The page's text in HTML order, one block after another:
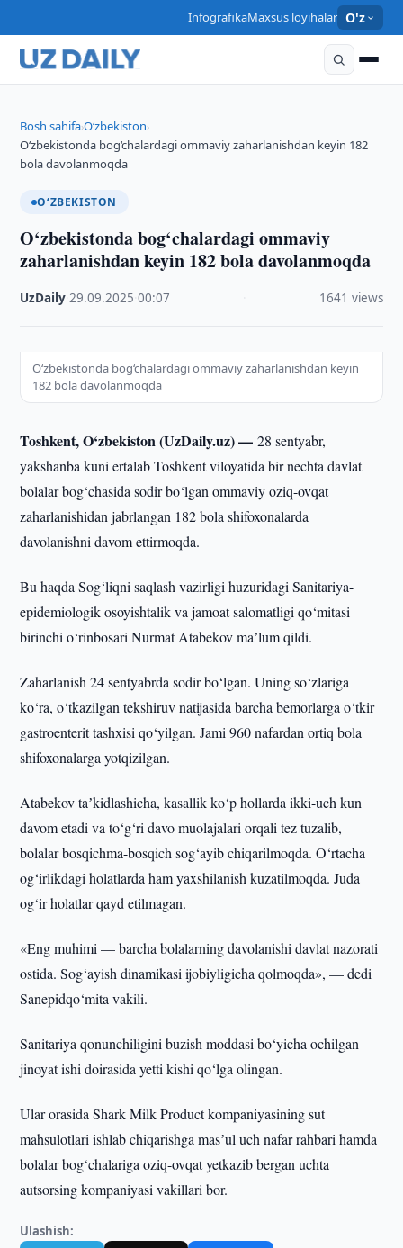
InfografikaMaxsus loyihalar O'z
Bosh sahifa›O‘zbekiston›
O‘zbekistonda bog‘chalardagi ommaviy zaharlanishdan keyin 182
bola davolanmoqda
O‘ZBEKISTON
O‘zbekistonda bog‘chalardagi ommaviy
zaharlanishdan keyin 182 bola davolanmoqda
UzDaily ·29.09.2025 ·00:07 1641 views
O‘zbekistonda bog‘chalardagi ommaviy zaharlanishdan keyin
182 bola davolanmoqda
Toshkent, O‘zbekiston (UzDaily.uz) —28 sentyabr,
yakshanba kuni ertalab Toshkent viloyatida bir nechta davlat
bolalar bog‘chasida sodir bo‘lgan ommaviy oziq-ovqat
zaharlanishidan jabrlangan 182 bola shifoxonalarda
davolanishni davom ettirmoqda.
Bu haqda Sog‘liqni saqlash vazirligi huzuridagi Sanitariya-
epidemiologik osoyishtalik va jamoat salomatligi qo‘mitasi
birinchi o‘rinbosari Nurmat Atabekov maʼlum qildi.
Zaharlanish 24 sentyabrda sodir bo‘lgan. Uning so‘zlariga
ko‘ra, o‘tkazilgan tekshiruv natijasida barcha bemorlarga o‘tkir
gastroenterit tashxisi qo‘yilgan. Jami 960 nafardan ortiq bola
shifoxonalarga yotqizilgan.
Atabekov taʼkidlashicha, kasallik ko‘p hollarda ikki-uch kun
davom etadi va to‘g‘ri davo muolajalari orqali tez tuzalib,
bolalar bosqichma-bosqich sog‘ayib chiqarilmoqda. O‘rtacha
og‘irlikdagi holatlarda ham yaxshilanish kuzatilmoqda. Juda
og‘ir holatlar qayd etilmagan.
«Eng muhimi — barcha bolalarning davolanishi davlat nazorati
ostida. Sog‘ayish dinamikasi ijobiyligicha qolmoqda», — dedi
Sanepidqo‘mita vakili.
Sanitariya qonunchiligini buzish moddasi bo‘yicha ochilgan
jinoyat ishi doirasida yetti kishi qo‘lga olingan.
Ular orasida Shark Milk Product kompaniyasining sut
mahsulotlari ishlab chiqarishga masʼul uch nafar rahbari hamda
bolalar bog‘chalariga oziq-ovqat yetkazib bergan uchta
autsorsing kompaniyasi vakillari bor.
Ulashish: